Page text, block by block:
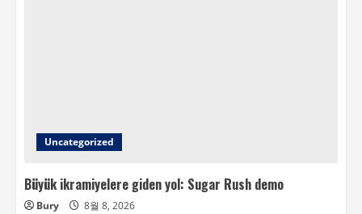
Uncategorized
Büyük ikramiyelere giden yol: Sugar Rush demo
Bury 8월 8, 2026